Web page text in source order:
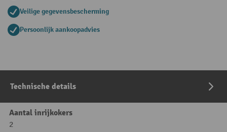
Veilige gegevensbescherming
Persoonlijk aankoopadvies
Technische details
Aantal inrijkokers
2